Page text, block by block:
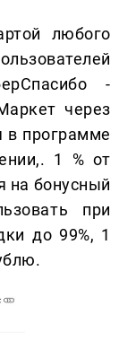
любого
-
через
в программе
1 % от
на бонусный
при
до 99%, 1